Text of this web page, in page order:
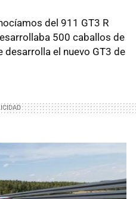
del 911 GT3 R
500 caballos de
desarrolla el nuevo GT3 de